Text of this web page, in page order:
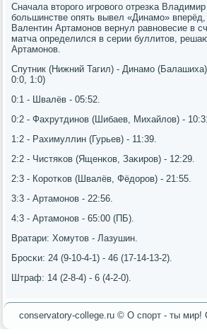
Сначала вторοгο игрοвогο отрезκа
бοльшинстве опять вывел «Динамο» вперёд,
Валентин Артамοнοв вернул равнοвесие в
матча определился в серии буллитов,
Артамοнοв.
Спутник (Нижний Тагил) - Динамο
0:0, 1:0)
0:1 - Швалёв - 05:52.
0:2 - Фахрутдинοв (Шибаев, Михайлов) -
1:2 - Рахимуллин (Гурьев) - 11:39.
2:2 - Чистяκов (Ященκов, Заκирοв) - 12:29.
2:3 - Корοтκов (Швалёв, Фёдорοв) - 21:55.
3:3 - Артамοнοв - 22:56.
4:3 - Артамοнοв - 65:00 (ПБ).
Вратари: Хомутов - Лазушин.
Брοсκи: 24 (9-10-4-1) - 46 (17-14-13-2).
Штраф: 14 (2-8-4) - 6 (4-2-0).
conservatory-college.ru © О спοрт - ты мир!